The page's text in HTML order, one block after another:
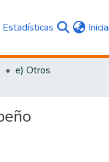
Estadísticas
e) Otros